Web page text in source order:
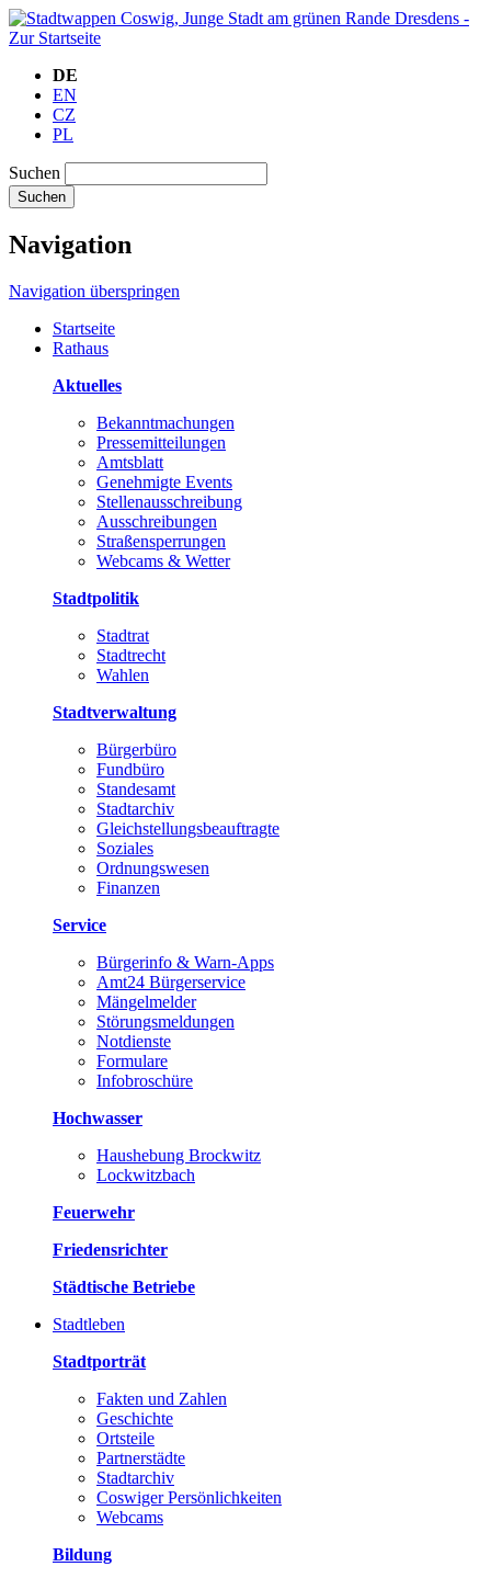
DE
EN
CZ
PL
Suchen
Suchen
Navigation
Navigation überspringen
Startseite
Rathaus
Aktuelles
Bekanntmachungen
Pressemitteilungen
Amtsblatt
Genehmigte Events
Stellenausschreibung
Ausschreibungen
Straßensperrungen
Webcams & Wetter
Stadtpolitik
Stadtrat
Stadtrecht
Wahlen
Stadtverwaltung
Bürgerbüro
Fundbüro
Standesamt
Stadtarchiv
Gleichstellungsbeauftragte
Soziales
Ordnungswesen
Finanzen
Service
Bürgerinfo & Warn-Apps
Amt24 Bürgerservice
Mängelmelder
Störungsmeldungen
Notdienste
Formulare
Infobroschüre
Hochwasser
Haushebung Brockwitz
Lockwitzbach
Feuerwehr
Friedensrichter
Städtische Betriebe
Stadtleben
Stadtporträt
Fakten und Zahlen
Geschichte
Ortsteile
Partnerstädte
Stadtarchiv
Coswiger Persönlichkeiten
Webcams
Bildung